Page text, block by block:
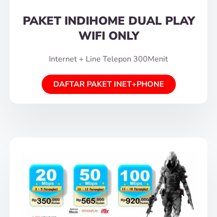
PAKET INDIHOME DUAL PLAY
WIFI ONLY
Internet + Line Telepon 300Menit
DAFTAR PAKET INET+PHONE